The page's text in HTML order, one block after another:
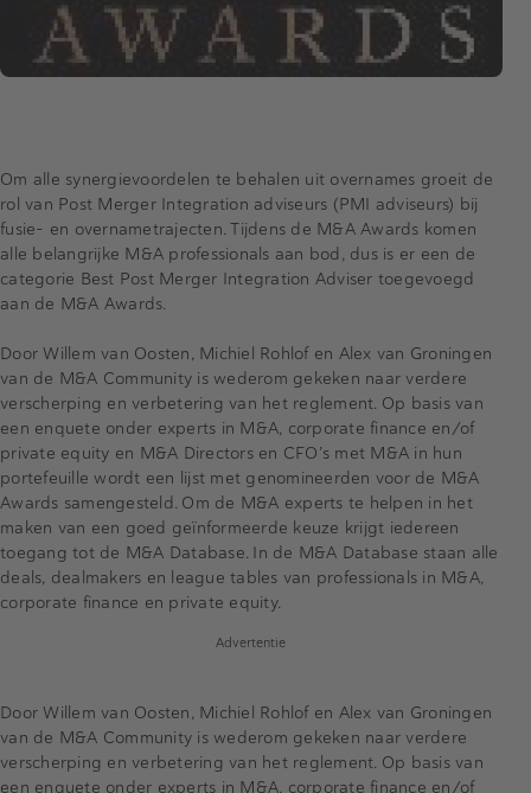
Om alle synergievoordelen te behalen uit overnames groeit de
rol van Post Merger Integration adviseurs (PMI adviseurs) bij
fusie- en overnametrajecten. Tijdens de M&A Awards komen
alle belangrijke M&A professionals aan bod, dus is er een de
categorie Best Post Merger Integration Adviser toegevoegd
aan de M&A Awards.
Door Willem van Oosten, Michiel Rohlof en Alex van Groningen
van de M&A Community is wederom gekeken naar verdere
verscherping en verbetering van het reglement. Op basis van
een enquete onder experts in M&A, corporate finance en/of
private equity en M&A Directors en CFO’s met M&A in hun
portefeuille wordt een lijst met genomineerden voor de M&A
Awards samengesteld. Om de M&A experts te helpen in het
maken van een goed geïnformeerde keuze krijgt iedereen
toegang tot de M&A Database. In de M&A Database staan alle
deals, dealmakers en league tables van professionals in M&A,
corporate finance en private equity.
Advertentie
Door Willem van Oosten, Michiel Rohlof en Alex van Groningen
van de M&A Community is wederom gekeken naar verdere
verscherping en verbetering van het reglement. Op basis van
een enquete onder experts in M&A, corporate finance en/of